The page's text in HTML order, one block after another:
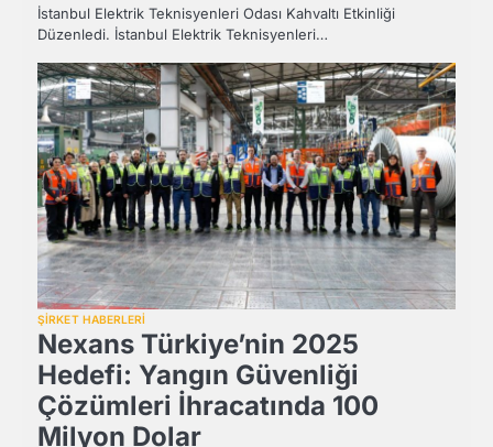
İstanbul Elektrik Teknisyenleri Odası Kahvaltı Etkinliği
Düzenledi. İstanbul Elektrik Teknisyenleri…
ŞİRKET HABERLERİ
Nexans Türkiye’nin 2025
Hedefi: Yangın Güvenliği
Çözümleri İhracatında 100
Milyon Dolar